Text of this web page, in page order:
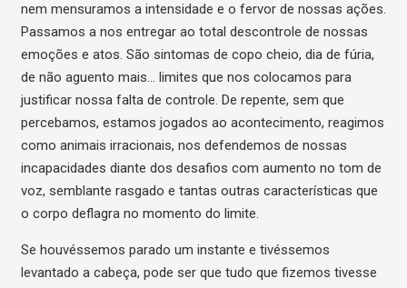
nem mensuramos a intensidade e o fervor de nossas ações.
Passamos a nos entregar ao total descontrole de nossas
emoções e atos. São sintomas de copo cheio, dia de fúria,
de não aguento mais… limites que nos colocamos para
justificar nossa falta de controle. De repente, sem que
percebamos, estamos jogados ao acontecimento, reagimos
como animais irracionais, nos defendemos de nossas
incapacidades diante dos desafios com aumento no tom de
voz, semblante rasgado e tantas outras características que
o corpo deflagra no momento do limite.
Se houvéssemos parado um instante e tivéssemos
levantado a cabeça, pode ser que tudo que fizemos tivesse